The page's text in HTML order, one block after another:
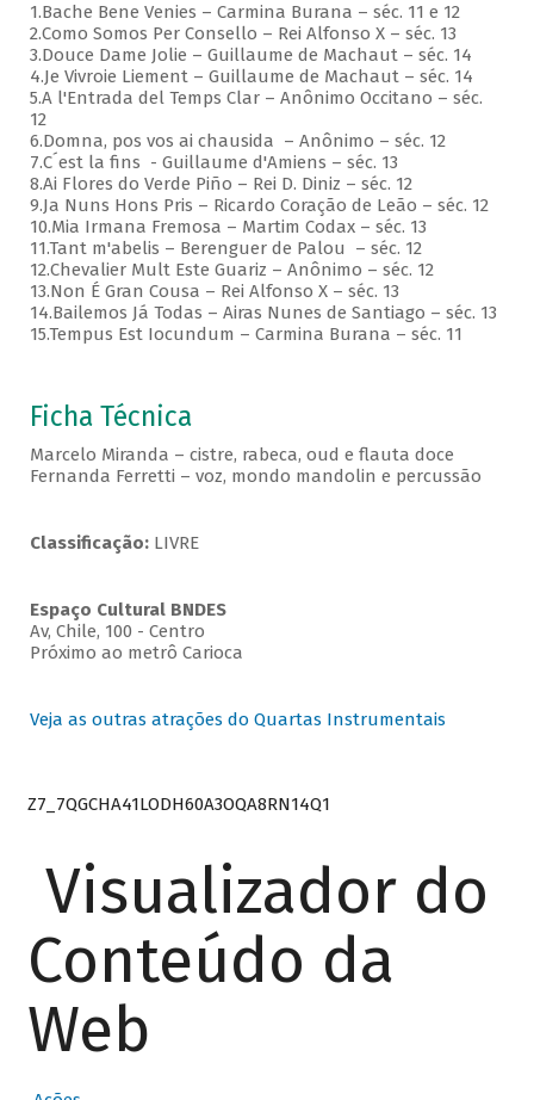
1.Bache Bene Venies – Carmina Burana – séc. 11 e 12
2.Como Somos Per Consello – Rei Alfonso X – séc. 13
3.Douce Dame Jolie – Guillaume de Machaut – séc. 14
4.Je Vivroie Liement – Guillaume de Machaut – séc. 14
5.A l'Entrada del Temps Clar – Anônimo Occitano – séc.
12
6.Domna, pos vos ai chausida – Anônimo – séc. 12
7.C´est la fins - Guillaume d'Amiens – séc. 13
8.Ai Flores do Verde Piño – Rei D. Diniz – séc. 12
9.Ja Nuns Hons Pris – Ricardo Coração de Leão – séc. 12
10.Mia Irmana Fremosa – Martim Codax – séc. 13
11.Tant m'abelis – Berenguer de Palou – séc. 12
12.Chevalier Mult Este Guariz – Anônimo – séc. 12
13.Non É Gran Cousa – Rei Alfonso X – séc. 13
14.Bailemos Já Todas – Airas Nunes de Santiago – séc. 13
15.Tempus Est Iocundum – Carmina Burana – séc. 11
Ficha Técnica
Marcelo Miranda – cistre, rabeca, oud e flauta doce
Fernanda Ferretti – voz, mondo mandolin e percussão
Classificação: LIVRE
Espaço Cultural BNDES
Av, Chile, 100 - Centro
Próximo ao metrô Carioca
Veja as outras atrações do Quartas Instrumentais
Z7_7QGCHA41LODH60A3OQA8RN14Q1
Visualizador do
Conteúdo da
Web